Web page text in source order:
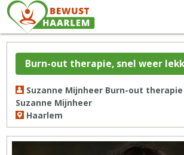
Burn-out therapie, snel weer
Suzanne Mijnheer Burn-out
Suzanne Mijnheer
Haarlem